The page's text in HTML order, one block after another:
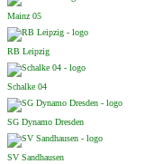
Mainz 05
RB Leipzig
Schalke 04
SG Dynamo Dresden
SV Sandhausen